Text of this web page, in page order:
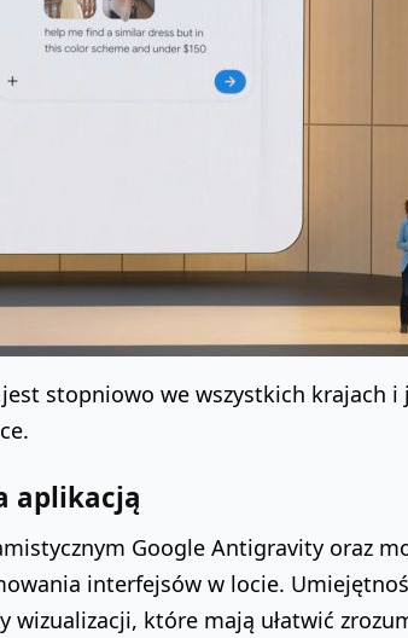
stopniowo we wszystkich krajach i
aplikacją
Google Antigravity oraz
interfejsów w locie.
wizualizacji, które mają ułatwić